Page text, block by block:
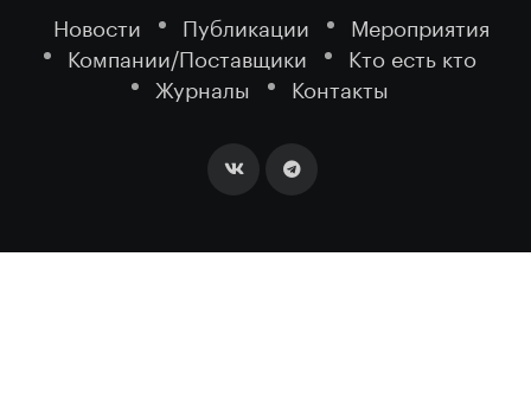
Новости Публикации
Мероприятия
Компании/Поставщики
Кто есть кто
Журналы
Контакты